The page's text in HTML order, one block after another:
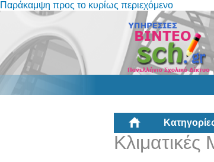
Παράκαμψη προς το κυρίως περιεχόμενο